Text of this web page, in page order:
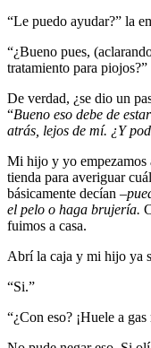
“Le puedo ayudar?” la
“¿Bueno pues,
tratamiento para piojos?”
De verdad, ¿se dio un
“Bueno eso debe de
atrás, lejos de mí. ¿Y
Mi hijo y yo empezamos
tienda para averiguar
básicamente decían –
el pelo o haga brujería.
fuimos a casa.
Abrí la caja y mi hijo ya
“Si.”
“¿Con eso? ¡Huele a